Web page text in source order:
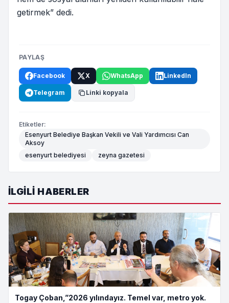
getirmek” dedi.
PAYLAŞ
Facebook X WhatsApp LinkedIn
Telegram Linki kopyala
Etiketler:
Esenyurt Belediye Başkan Vekili ve Vali Yardımcısı Can
Aksoy
esenyurt belediyesi
zeyna gazetesi
İLGILI HABERLER
Togay Çoban,”2026 yılındayız. Temel var, metro yok.